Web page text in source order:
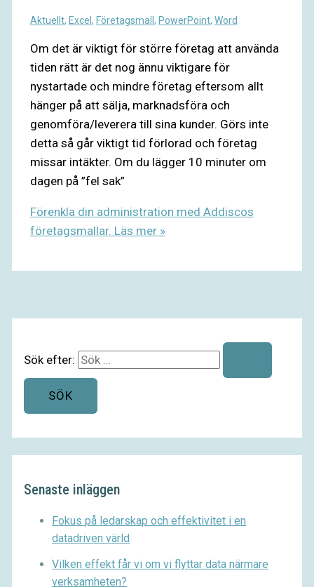
Aktuellt, Excel , Företagsmall , PowerPoint, Word
Om det är viktigt för större företag att använda
tiden rätt är det nog ännu viktigare för
nystartade och mindre företag eftersom allt
hänger på att sälja, marknadsföra och
genomföra/leverera till sina kunder. Görs inte
detta så går viktigt tid förlorad och företag
missar intäkter. Om du lägger 10 minuter om
dagen på ”fel sak”
Förenkla din administration med Addiscos
företagsmallar. Läs mer »
Sök efter:
Senaste inläggen
Fokus på ledarskap och effektivitet i en
datadriven värld
Vilken effekt får vi om vi flyttar data närmare
verksamheten?